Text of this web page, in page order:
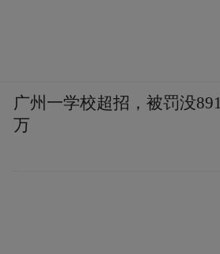
广州一学校超招，被罚没891
万